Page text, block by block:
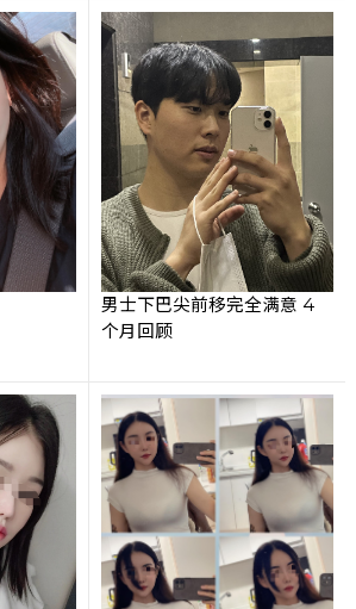
男士下巴尖前移完全满意 4
个月回顾